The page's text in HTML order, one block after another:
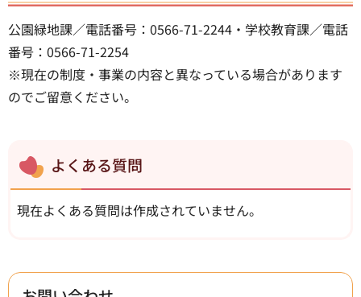
公園緑地課／電話番号：0566-71-2244・学校教育課／電話
番号：0566-71-2254
※現在の制度・事業の内容と異なっている場合があります
のでご留意ください。
よくある質問
現在よくある質問は作成されていません。